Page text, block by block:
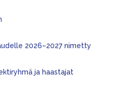
2026–2027 nimetty
ja haastajat